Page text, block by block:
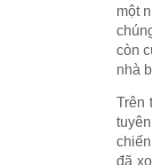
một
còn
nhà
Trên
đã